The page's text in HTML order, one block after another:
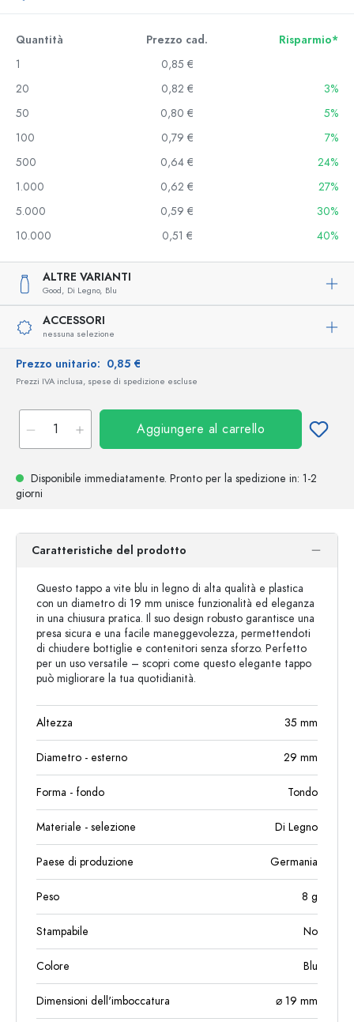
Quantità Prezzo cad.
Risparmio*
1
0,85 €
20
0,82 €
3%
50
0,80 €
5%
100
0,79 €
7%
500
0,64 €
24%
1.000
0,62 €
27%
5.000
0,59 €
30%
10.000
0,51 € 40%
ALTRE VARIANTI
Good, Di Legno, Blu
ACCESSORI
nessuna selezione
Prezzo unitario: 0,85 €
Prezzi IVA inclusa, spese di spedizione escluse
Aggiungere al carrello
Disponibile immediatamente. Pronto per la spedizione in: 1-2
giorni
Caratteristiche del prodotto
Questo tappo a vite blu in legno di alta qualità e plastica
con un diametro di 19 mm unisce funzionalità ed eleganza
in una chiusura pratica. Il suo design robusto garantisce una
presa sicura e una facile maneggevolezza, permettendoti
di chiudere bottiglie e contenitori senza sforzo. Perfetto
per un uso versatile – scopri come questo elegante tappo
può migliorare la tua quotidianità.
Altezza 35 mm
Diametro - esterno 29 mm
Forma - fondo Tondo
Materiale - selezione Di Legno
Paese di produzione Germania
Peso 8 g
Stampabile No
Colore Blu
Dimensioni dell'imboccatura ⌀ 19 mm